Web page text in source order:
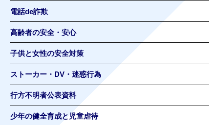
電話de詐欺
高齢者の安全・安心
子供と女性の安全対策
ストーカー・DV・迷惑行為
行方不明者公表資料
少年の健全育成と児童虐待